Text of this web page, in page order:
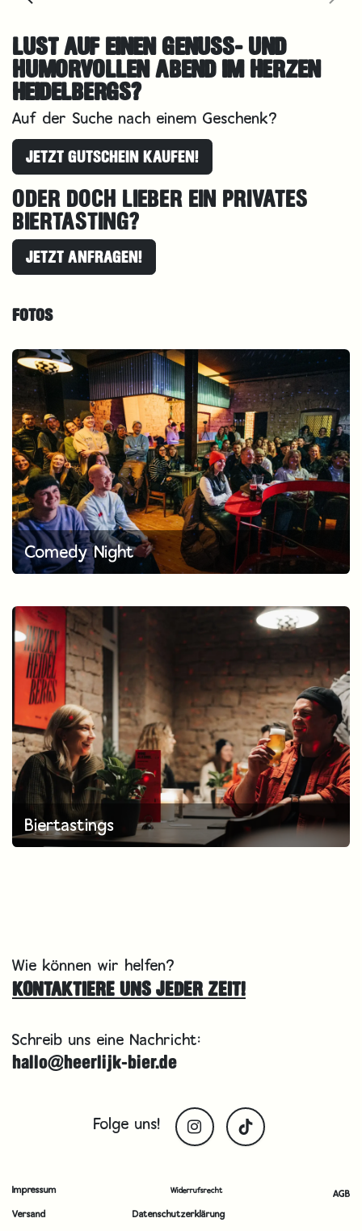
LUST AUF EINEN GENUSS- UND
HUMORVOLLEN ABEND IM HERZEN
HEIDELBERGS?
Auf der Suche nach einem Geschenk?
JETZT GUTSCHEIN KAUFEN!
ODER DOCH LIEBER EIN PRIVATES
BIERTASTING?
JETZT ANFRAGEN!
FOTOS
Comedy Night
Biertastings
Wie können wir helfen?
KONTAKTIERE UNS JEDER ZEIT!
Schreib uns eine Nachricht:
hallo@heerlijk-bier.de
Folge uns!
Impressum
Versand
Widerrufsrecht
Datenschutzerklärung
AGB